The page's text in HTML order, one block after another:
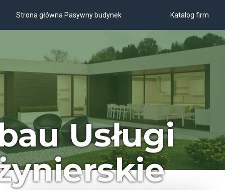
Strona główna Pasywny budynek Katalog firm
Usługi